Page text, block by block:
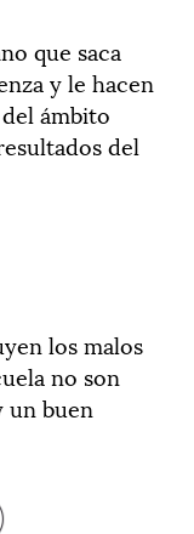
que saca
y le hacen
ámbito
del
los malos
no son
un buen